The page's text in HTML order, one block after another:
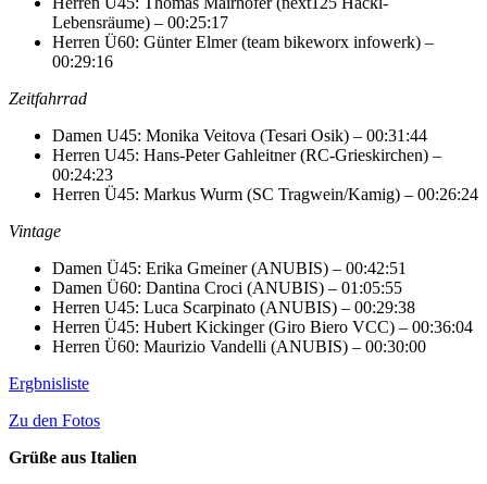
Lebensräume) – 00:25:17
Herren Ü60: Günter Elmer (team bikeworx infowerk) –
00:29:16
Zeitfahrrad
Damen U45: Monika Veitova (Tesari Osik) – 00:31:44
Herren U45: Hans-Peter Gahleitner (RC-Grieskirchen) –
00:24:23
Herren Ü45: Markus Wurm (SC Tragwein/Kamig) – 00:26:24
Vintage
Damen Ü45: Erika Gmeiner (ANUBIS) – 00:42:51
Damen Ü60: Dantina Croci (ANUBIS) – 01:05:55
Herren U45: Luca Scarpinato (ANUBIS) – 00:29:38
Herren Ü45: Hubert Kickinger (Giro Biero VCC) – 00:36:04
Herren Ü60: Maurizio Vandelli (ANUBIS) – 00:30:00
Ergbnisliste
Zu den Fotos
Grüße aus Italien